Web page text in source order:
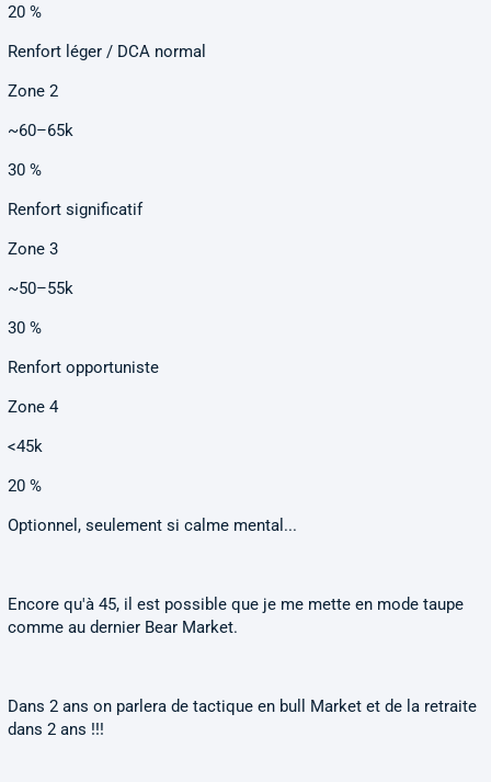
20 %
Renfort léger / DCA normal
Zone 2
~60–65k
30 %
Renfort significatif
Zone 3
~50–55k
30 %
Renfort opportuniste
Zone 4
<45k
20 %
Optionnel, seulement si calme mental...
Encore qu'à 45, il est possible que je me mette en mode taupe
comme au dernier Bear Market.
Dans 2 ans on parlera de tactique en bull Market et de la retraite
dans 2 ans !!!